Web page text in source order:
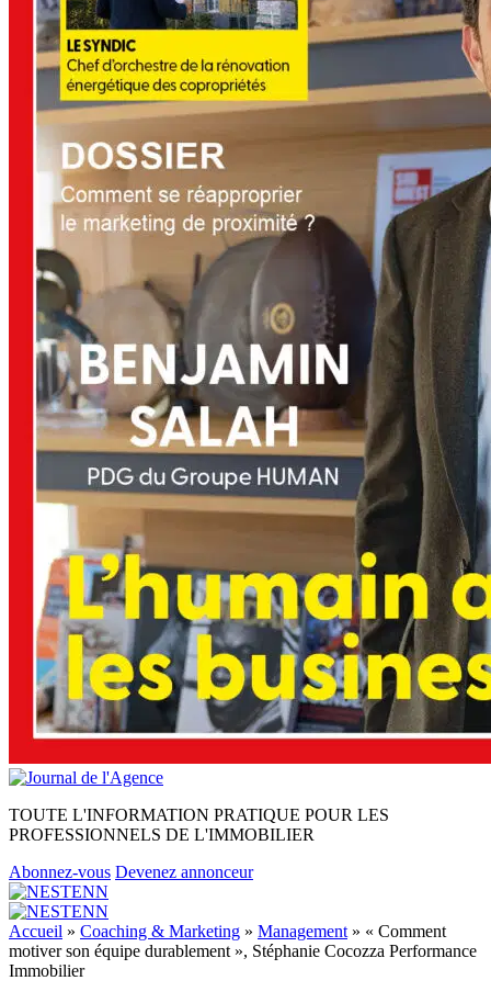
TOUTE L'INFORMATION PRATIQUE POUR LES
PROFESSIONNELS DE L'IMMOBILIER
Abonnez-vous Devenez annonceur
Accueil » Coaching & Marketing » Management » « Comment
motiver son équipe durablement », Stéphanie Cocozza Performance
Immobilier